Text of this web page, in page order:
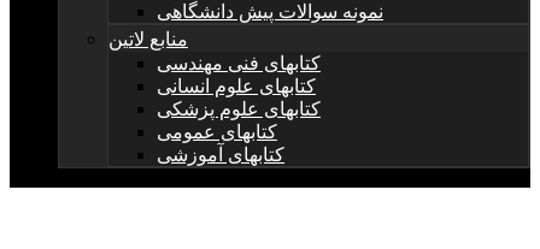
نمونه سوالات پیش دانشگاهی
منابع لاتین
کتابهای فنی مهندسی
کتابهای علوم انسانی
کتابهای علوم پزشکی
کتابهای عمومی
کتابهای آموزشی